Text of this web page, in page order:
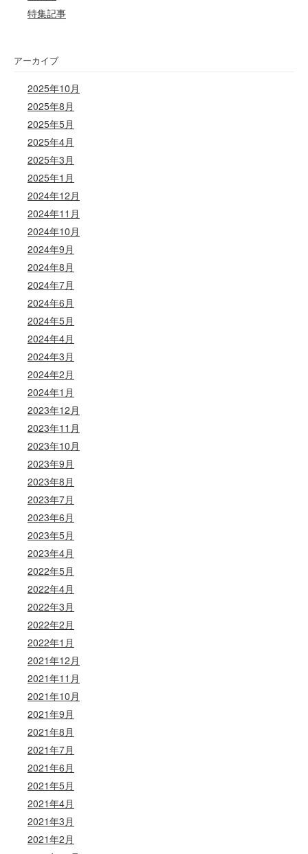
特集記事
アーカイブ
2025年10月
2025年8月
2025年5月
2025年4月
2025年3月
2025年1月
2024年12月
2024年11月
2024年10月
2024年9月
2024年8月
2024年7月
2024年6月
2024年5月
2024年4月
2024年3月
2024年2月
2024年1月
2023年12月
2023年11月
2023年10月
2023年9月
2023年8月
2023年7月
2023年6月
2023年5月
2023年4月
2022年5月
2022年4月
2022年3月
2022年2月
2022年1月
2021年12月
2021年11月
2021年10月
2021年9月
2021年8月
2021年7月
2021年6月
2021年5月
2021年4月
2021年3月
2021年2月